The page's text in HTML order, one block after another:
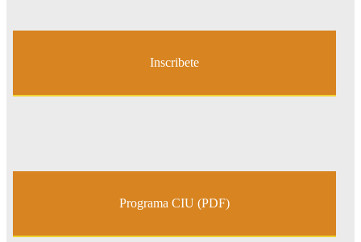
Inscribete
Programa CIU (PDF)